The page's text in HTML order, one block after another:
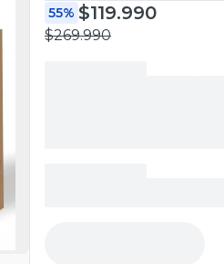
55% $119.990
$269.990